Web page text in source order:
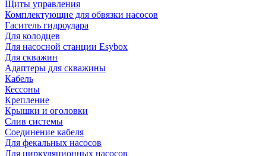
Щиты управления
Комплектующие для обвязки насосов
Гаситель гидроудара
Для колодцев
Для насосной станции Esybox
Для скважин
Адаптеры для скважины
Кабель
Кессоны
Крепление
Крышки и оголовки
Слив системы
Соединение кабеля
Для фекальных насосов
Для циркуляционных насосов